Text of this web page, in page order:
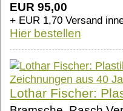
EUR 95,00
+ EUR 1,70 Versand
Hier bestellen
Lothar Fischer: